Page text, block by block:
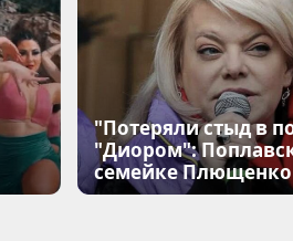
"Потеряли стыд в
"Диором":
семейке Плющенко